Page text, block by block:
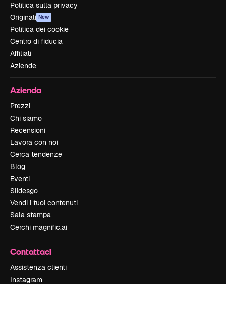
Politica sulla privacy
Originali New
Politica dei cookie
Centro di fiducia
Affiliati
Aziende
Azienda
Prezzi
Chi siamo
Recensioni
Lavora con noi
Cerca tendenze
Blog
Eventi
Slidesgo
Vendi i tuoi contenuti
Sala stampa
Cerchi magnific.ai
Contattaci
Assistenza clienti
Instagram